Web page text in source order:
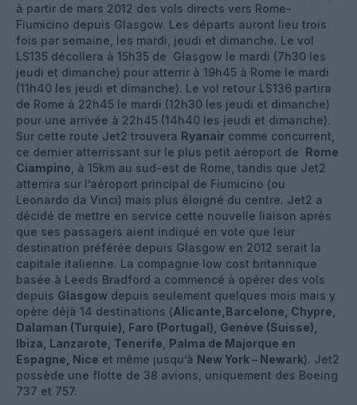
à partir de mars 2012 des vols directs vers Rome-
Fiumicino depuis Glasgow. Les départs auront lieu trois
fois par semaine, les mardi, jeudi et dimanche. Le vol
LS135 décollera à 15h35 de Glasgow le mardi (7h30 les
jeudi et dimanche) pour atterrir à 19h45 à Rome le mardi
(11h40 les jeudi et dimanche). Le vol retour LS136 partira
de Rome à 22h45 le mardi (12h30 les jeudi et dimanche)
pour une arrivée à 22h45 (14h40 les jeudi et dimanche).
Sur cette route Jet2 trouvera Ryanair comme concurrent,
ce dernier atterrissant sur le plus petit aéroport de Rome
Ciampino , à 15km au sud-est de Rome, tandis que Jet2
atterrira sur l’aéroport principal de Fiumicino (ou
Leonardo da Vinci) mais plus éloigné du centre. Jet2 a
décidé de mettre en service cette nouvelle liaison après
que ses passagers aient indiqué en vote que leur
destination préférée depuis Glasgow en 2012 serait la
capitale italienne. La compagnie low cost britannique
basée à Leeds Bradford a commencé à opérer des vols
depuis Glasgow depuis seulement quelques mois mais y
opère déjà 14 destinations (Alicante,Barcelone, Chypre,
Dalaman (Turquie), Faro (Portugal), Genève (Suisse),
Ibiza, Lanzarote, Tenerife, Palma de Majorque en
Espagne, Nice et même jusqu’à New York – Newark). Jet2
possède une flotte de 38 avions, uniquement des Boeing
737 et 757.